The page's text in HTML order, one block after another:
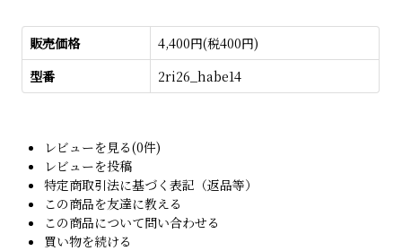
販売価格
4,400円(税400円)
型番
2ri26_habe14
レビューを見る(0件)
レビューを投稿
特定商取引法に基づく表記（返品等）
この商品を友達に教える
この商品について問い合わせる
買い物を続ける